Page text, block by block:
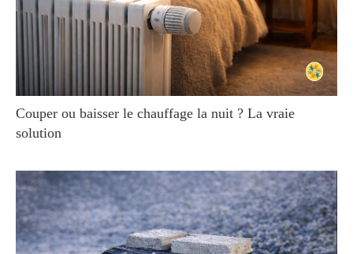
Couper ou baisser le chauffage la nuit ? La vraie
solution